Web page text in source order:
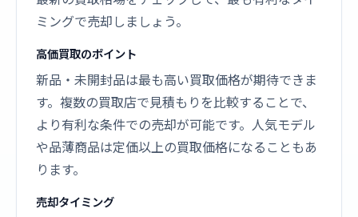
ミングで売却しましょう。
高価買取のポイント
新品・未開封品は最も高い買取価格が期待できま
す。複数の買取店で見積もりを比較することで、
より有利な条件での売却が可能です。人気モデル
や品薄商品は定価以上の買取価格になることもあ
ります。
売却タイミング